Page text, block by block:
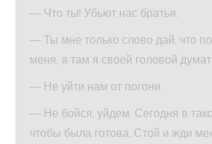
— Что ты! Убьют нас братья.
— Ты мне только слово дай, что
меня, а там я своей головой
— Не уйти нам от погони.
— Не бойся, уйдем. Сегодня в
чтобы была готова. Стой и жди